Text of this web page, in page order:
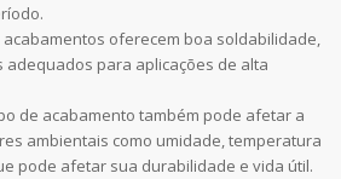
oferecem boa soldabilidade,
adequados para aplicações de alta
de acabamento também pode afetar a
ambientais como umidade, temperatura
pode afetar sua durabilidade e vida útil.